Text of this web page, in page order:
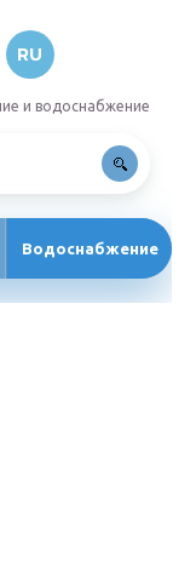
RU
и водоснабжение
Водоснабжение